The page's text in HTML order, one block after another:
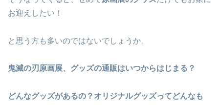
お迎えしたい！
と思う方も多いのではないでしょうか。
鬼滅の刃原画展、グッズの通販はいつからはじまる？
どんなグッズがあるの？オリジナルグッズってどんなも